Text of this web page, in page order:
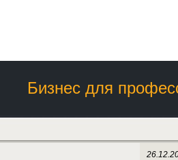
Бизнес для